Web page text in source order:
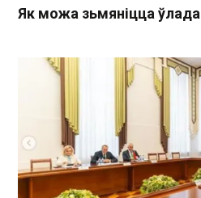
Як можа зьмяніцца ўлада